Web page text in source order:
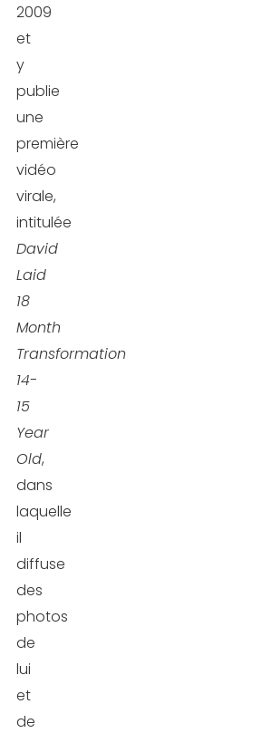
2009
et
y
publie
une
première
vidéo
virale,
intitulée
David
Laid
18
Month
Transformation
14-
15
Year
Old,
dans
laquelle
il
diffuse
des
photos
de
lui
et
de